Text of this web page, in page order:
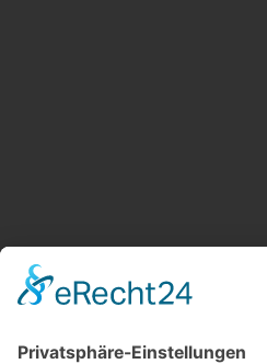
Weitere Informationen
Kontakt